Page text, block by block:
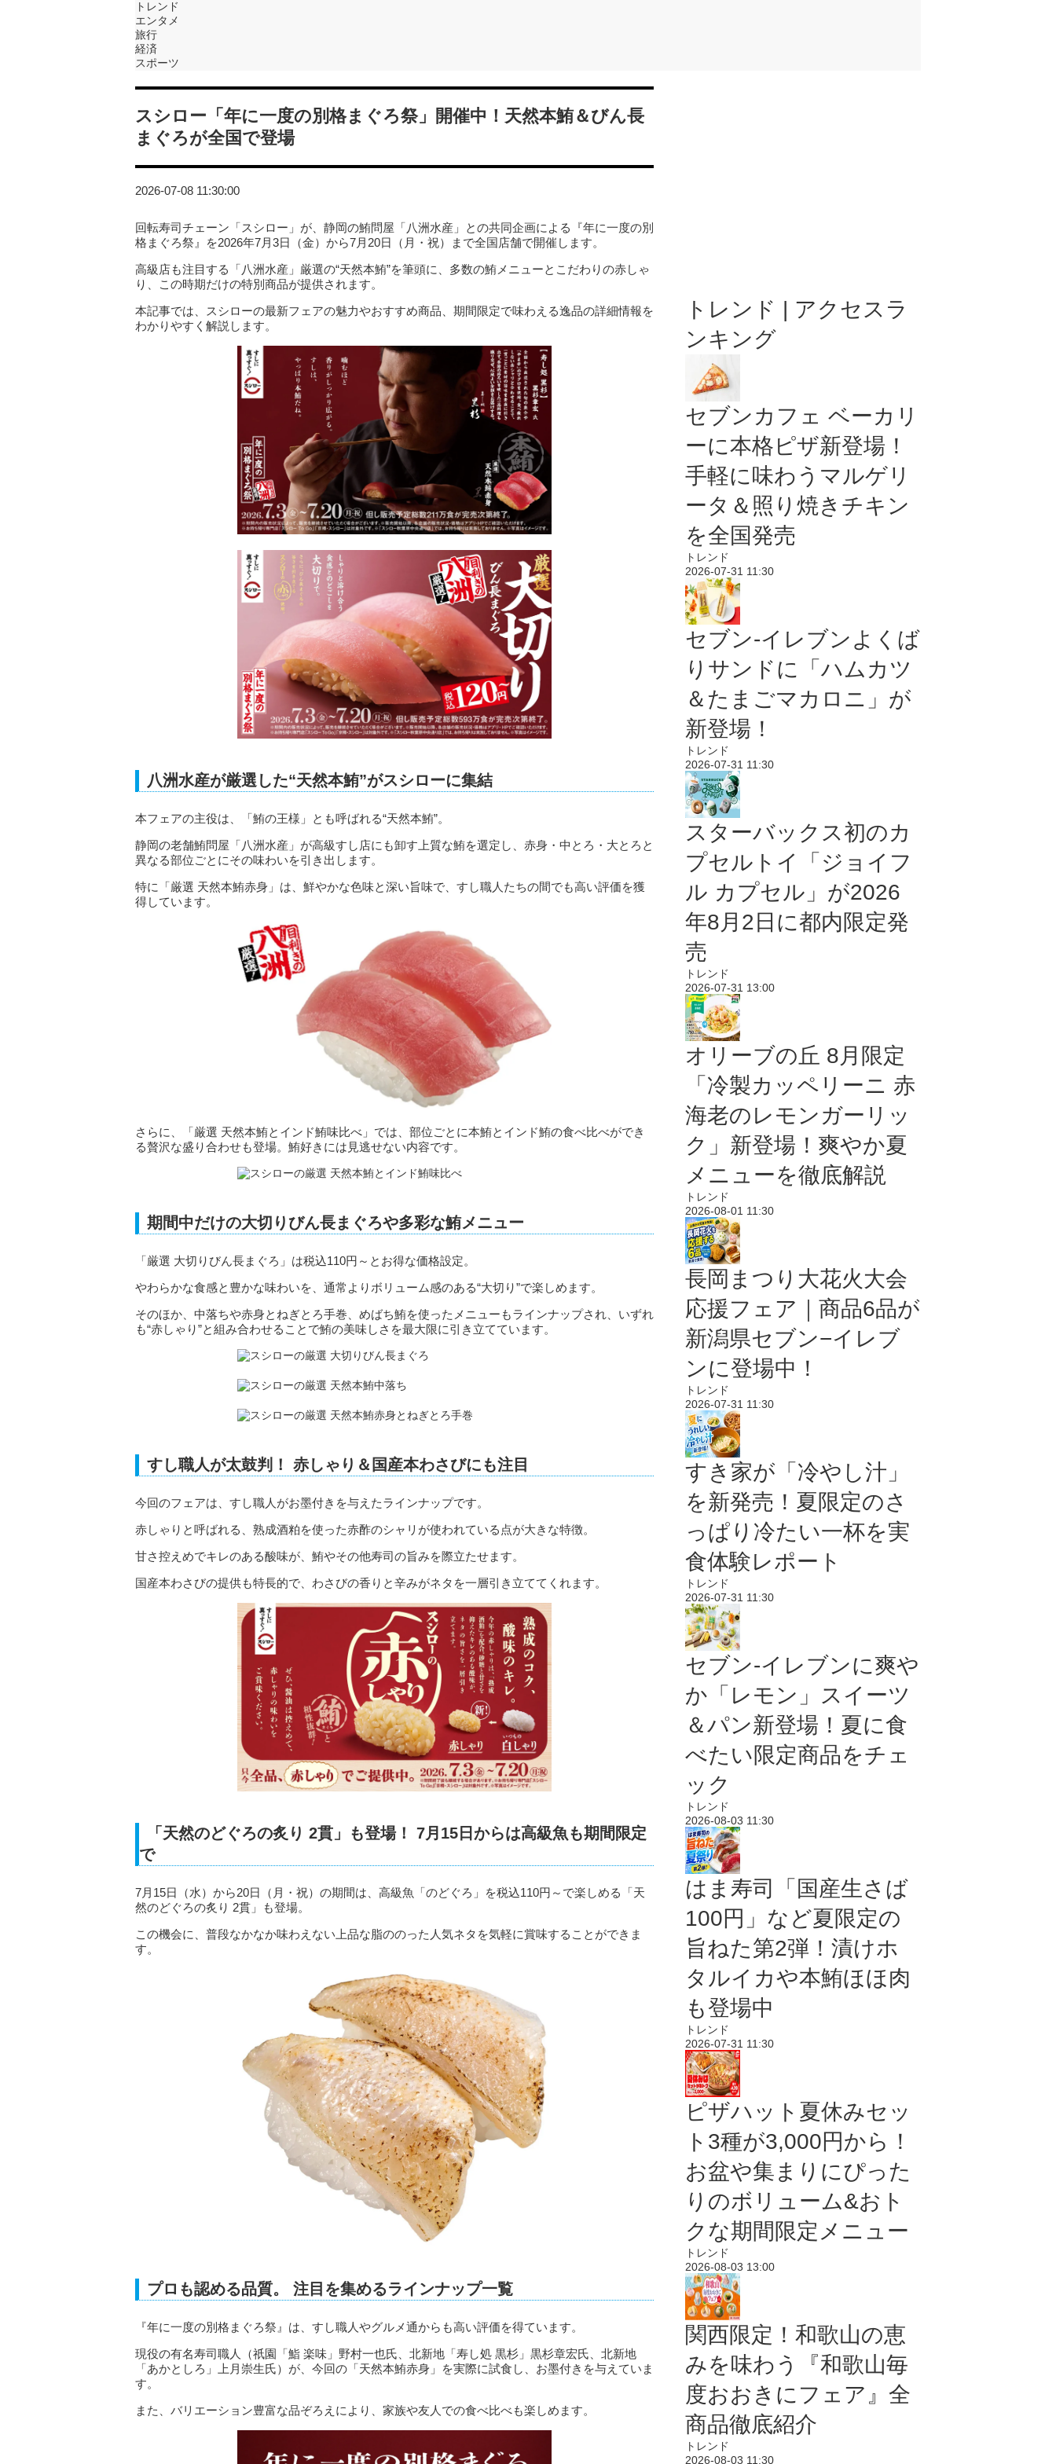
トレンド
エンタメ
旅行
経済
スポーツ
スシロー「年に一度の別格まぐろ祭」開催中！天然本鮪＆びん長
まぐろが全国で登場
2026-07-08 11:30:00
回転寿司チェーン「スシロー」が、静岡の鮪問屋「八洲水産」との共同企画による『年に一度の別
格まぐろ祭』を2026年7月3日（金）から7月20日（月・祝）まで全国店舗で開催します。
高級店も注目する「八洲水産」厳選の“天然本鮪”を筆頭に、多数の鮪メニューとこだわりの赤しゃ
り、この時期だけの特別商品が提供されます。
本記事では、スシローの最新フェアの魅力やおすすめ商品、期間限定で味わえる逸品の詳細情報を
わかりやすく解説します。
八洲水産が厳選した“天然本鮪”がスシローに集結
本フェアの主役は、「鮪の王様」とも呼ばれる“天然本鮪”。
静岡の老舗鮪問屋「八洲水産」が高級すし店にも卸す上質な鮪を選定し、赤身・中とろ・大とろと
異なる部位ごとにその味わいを引き出します。
特に「厳選 天然本鮪赤身」は、鮮やかな色味と深い旨味で、すし職人たちの間でも高い評価を獲
得しています。
さらに、「厳選 天然本鮪とインド鮪味比べ」では、部位ごとに本鮪とインド鮪の食べ比べができ
る贅沢な盛り合わせも登場。鮪好きには見逃せない内容です。
期間中だけの大切りびん長まぐろや多彩な鮪メニュー
「厳選 大切りびん長まぐろ」は税込110円～とお得な価格設定。
やわらかな食感と豊かな味わいを、通常よりボリューム感のある“大切り”で楽しめます。
そのほか、中落ちや赤身とねぎとろ手巻、めばち鮪を使ったメニューもラインナップされ、いずれ
も“赤しゃり”と組み合わせることで鮪の美味しさを最大限に引き立てています。
すし職人が太鼓判！ 赤しゃり＆国産本わさびにも注目
今回のフェアは、すし職人がお墨付きを与えたラインナップです。
赤しゃりと呼ばれる、熟成酒粕を使った赤酢のシャリが使われている点が大きな特徴。
甘さ控えめでキレのある酸味が、鮪やその他寿司の旨みを際立たせます。
国産本わさびの提供も特長的で、わさびの香りと辛みがネタを一層引き立ててくれます。
「天然のどぐろの炙り 2貫」も登場！ 7月15日からは高級魚も期間限定
で
7月15日（水）から20日（月・祝）の期間は、高級魚「のどぐろ」を税込110円～で楽しめる「天
然のどぐろの炙り 2貫」も登場。
この機会に、普段なかなか味わえない上品な脂ののった人気ネタを気軽に賞味することができま
す。
プロも認める品質。 注目を集めるラインナップ一覧
『年に一度の別格まぐろ祭』は、すし職人やグルメ通からも高い評価を得ています。
現役の有名寿司職人（祇園「鮨 楽味」野村一也氏、北新地「寿し処 黒杉」黒杉章宏氏、北新地
「あかとしろ」上月崇生氏）が、今回の「天然本鮪赤身」を実際に試食し、お墨付きを与えていま
す。
また、バリエーション豊富な品ぞろえにより、家族や友人での食べ比べも楽しめます。
トレンド | アクセスラ
ンキング
セブンカフェ ベーカリ
ーに本格ピザ新登場！
手軽に味わうマルゲリ
ータ＆照り焼きチキン
を全国発売
トレンド
2026-07-31 11:30
セブン‐イレブンよくば
りサンドに「ハムカツ
＆たまごマカロニ」が
新登場！
トレンド
2026-07-31 11:30
スターバックス初のカ
プセルトイ「ジョイフ
ル カプセル」が2026
年8月2日に都内限定発
売
トレンド
2026-07-31 13:00
オリーブの丘 8月限定
「冷製カッペリーニ 赤
海老のレモンガーリッ
ク」新登場！爽やか夏
メニューを徹底解説
トレンド
2026-08-01 11:30
長岡まつり大花火大会
応援フェア｜商品6品が
新潟県セブン−イレブ
ンに登場中！
トレンド
2026-07-31 11:30
すき家が「冷やし汁」
を新発売！夏限定のさ
っぱり冷たい一杯を実
食体験レポート
トレンド
2026-07-31 11:30
セブン‐イレブンに爽や
か「レモン」スイーツ
＆パン新登場！夏に食
べたい限定商品をチェ
ック
トレンド
2026-08-03 11:30
はま寿司「国産生さば
100円」など夏限定の
旨ねた第2弾！漬けホ
タルイカや本鮪ほほ肉
も登場中
トレンド
2026-07-31 11:30
ピザハット夏休みセッ
ト3種が3,000円から！
お盆や集まりにぴった
りのボリューム&おト
クな期間限定メニュー
トレンド
2026-08-03 13:00
関西限定！和歌山の恵
みを味わう『和歌山毎
度おおきにフェア』全
商品徹底紹介
トレンド
2026-08-03 11:30